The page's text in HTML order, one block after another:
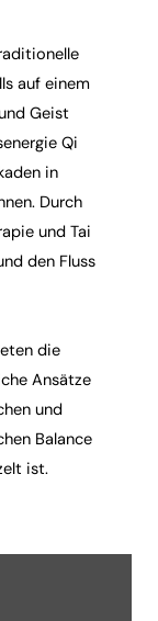
auf einem
Geist
Qi
in
Durch
und Tai
den Fluss
die
Ansätze
und
Balance
ist.